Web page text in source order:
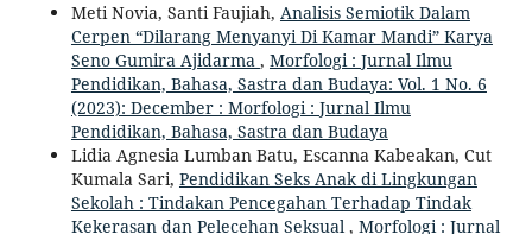
Meti Novia, Santi Faujiah, Analisis Semiotik Dalam
Cerpen “Dilarang Menyanyi Di Kamar Mandi” Karya
Seno Gumira Ajidarma , Morfologi : Jurnal Ilmu
Pendidikan, Bahasa, Sastra dan Budaya: Vol. 1 No. 6
(2023): December : Morfologi : Jurnal Ilmu
Pendidikan, Bahasa, Sastra dan Budaya
Lidia Agnesia Lumban Batu, Escanna Kabeakan, Cut
Kumala Sari, Pendidikan Seks Anak di Lingkungan
Sekolah : Tindakan Pencegahan Terhadap Tindak
Kekerasan dan Pelecehan Seksual , Morfologi : Jurnal